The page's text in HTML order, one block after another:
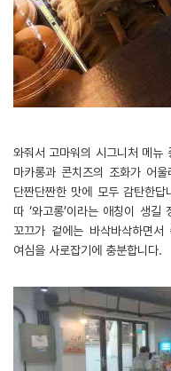
와줘서 고마워의 시그니처 메뉴
마카롱과 콘치즈의 조화가 어
단짠단짠한 맛에 모두 감탄한
따 ‘와고롱’이라는 애칭이 생길
꼬끄가 겉에는 바삭바삭하면
여심을 사로잡기에 충분합니다.